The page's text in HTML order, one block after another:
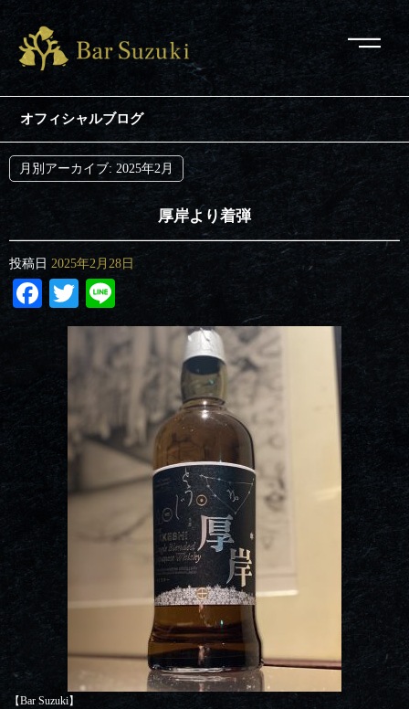
オフィシャルブログ
月別アーカイブ: 2025年2月
厚岸より着弾
投稿日 2025年2月28日
Facebook
TwitterLine
【Bar Suzuki】